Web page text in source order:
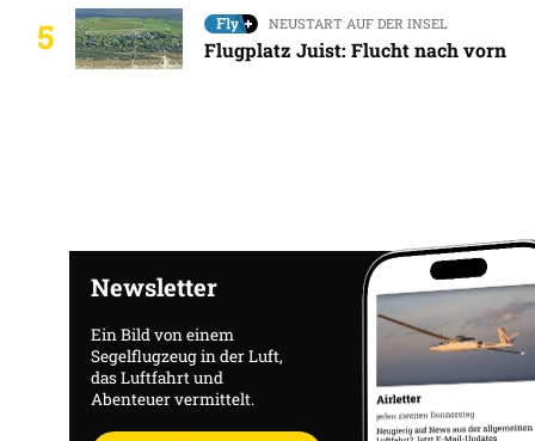
5 NEUSTART AUF DER INSEL
Flugplatz Juist: Flucht nach vorn
Newsletter
Ein Bild von einem
Segelflugzeug in der Luft,
das Luftfahrt und
Abenteuer vermittelt.